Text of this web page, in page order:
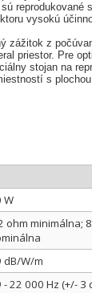
reprodukované
vysokú
zážitok z
priestor. Pre
stojan na
s
W
ohm minimálna;
dB/W/m
- 22 000 Hz (+/- 3